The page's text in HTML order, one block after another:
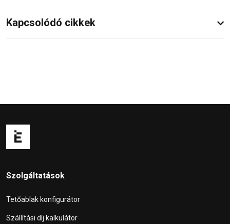
Kapcsolódó cikkek
Szolgáltatások
Tetőablak konfigurátor
Szállítási díj kalkulátor